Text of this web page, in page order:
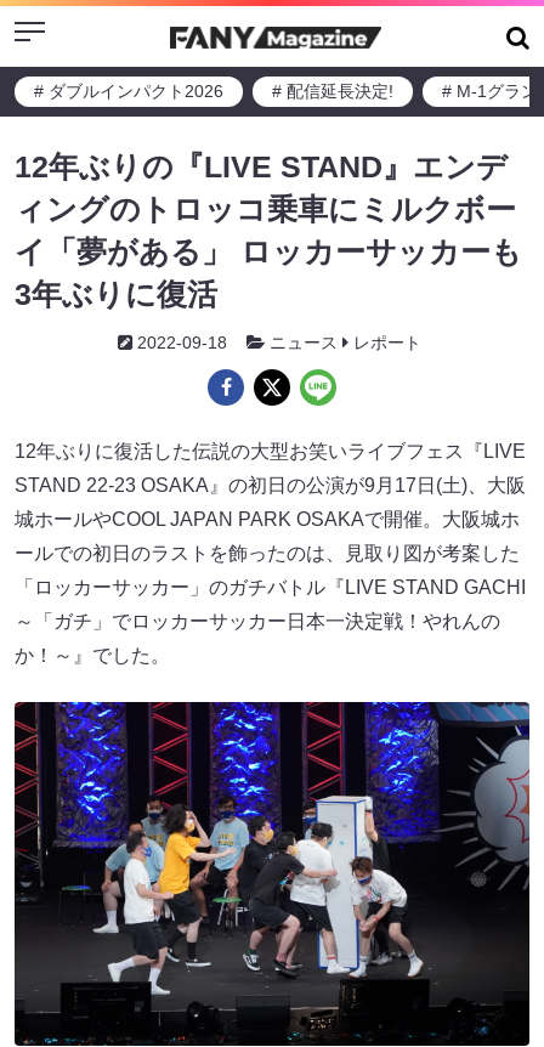
Menu
# ダブルインパクト2026 # 配信延長決定! # M-1グラン
12年ぶりの『LIVE STAND』エンデ
ィングのトロッコ乗車にミルクボー
イ「夢がある」 ロッカーサッカーも
3年ぶりに復活
2022-09-18 ニュース レポート
12年ぶりに復活した伝説の大型お笑いライブフェス『LIVE
STAND 22-23 OSAKA』の初日の公演が9月17日(土)、大阪
城ホールやCOOL JAPAN PARK OSAKAで開催。大阪城ホ
ールでの初日のラストを飾ったのは、見取り図が考案した
「ロッカーサッカー」のガチバトル『LIVE STAND GACHI
～「ガチ」でロッカーサッカー日本一決定戦！やれんの
か！～』でした。